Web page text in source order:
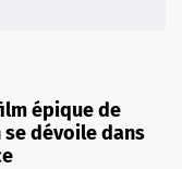
épique de
dévoile dans